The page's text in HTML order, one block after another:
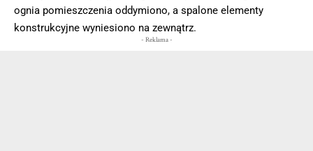
ognia pomieszczenia oddymiono, a spalone elementy
konstrukcyjne wyniesiono na zewnątrz.
- Reklama -